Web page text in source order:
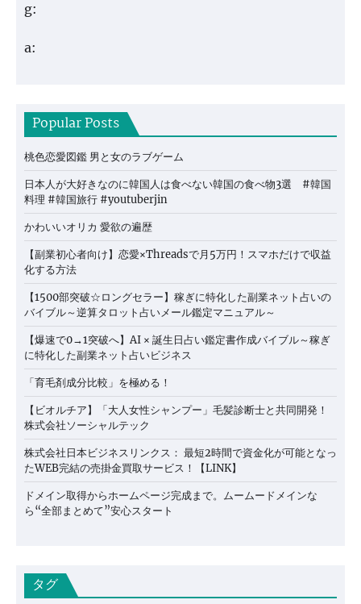
g:
a:
Popular Posts
桃色恋愛図鑑 男と女のラブゲーム
日本人が大好きなのに韓国人は食べない韓国の食べ物3選 #韓国
料理 #韓国旅行 #youtuberjin
かわいいオリカ 愛欲の遍歴
【副業初心者向け】恋愛×Threadsで月5万円！スマホだけで収益
化する方法
【1500部突破☆ロングセラー】稼ぎに特化した副業ネット占いの
バイブル～逆算タロット占いメール鑑定マニュアル～
【爆速で0→1突破へ】AI × 誕生日占い鑑定書作成バイブル～稼ぎ
に特化した副業ネット占いビジネス
「育毛剤成分比較」を極める！
【ビオルチア】「大人女性シャンプー」毛髪診断士と共同開発！
株式会社ソーシャルテック
株式会社日本ビジネスリンクス： 最短2時間で資金化が可能となっ
たWEB完結の売掛金買取サービス！【LINK】
ドメイン取得からホームページ完成まで。ムームードメインな
ら“全部まとめて”安心スタート
タグ